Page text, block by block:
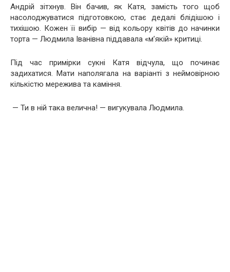
Андрій зітхнув. Він бачив, як Катя, замість того щоб
насолоджуватися підготовкою, стає дедалі блідішою і
тихішою. Кожен її вибір — від кольору квітів до начинки
торта — Людмила Іванівна піддавала «м’якій» критиці.
Під час примірки сукні Катя відчула, що починає
задихатися. Мати наполягала на варіанті з неймовірною
кількістю мережива та каміння.
— Ти в ній така велична! — вигукувала Людмила.